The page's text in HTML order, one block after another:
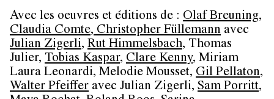
Avec les oeuvres et éditions de : Olaf Breuning,
Claudia Comte, Christopher Füllemann avec
Julian Zigerli, Rut Himmelsbach, Thomas
Julier, Tobias Kaspar, Clare Kenny, Miriam
Laura Leonardi, Melodie Mousset, Gil Pellaton,
Walter Pfeiffer avec Julian Zigerli, Sam Porritt,